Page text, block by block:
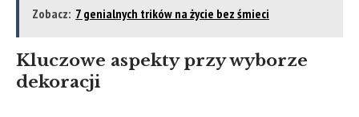
Zobacz: 7 genialnych trików na życie bez śmieci
Kluczowe aspekty przy wyborze
dekoracji